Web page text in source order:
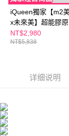
iQueen獨家【m2
x未來美】超能膠原
新生飲(8入/任選2盒
NAD膠原精華
NT$2,980
NT$5,838
详细说明